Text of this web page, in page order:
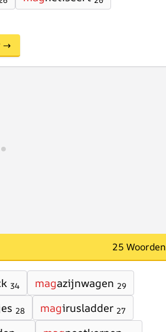
→
25 Woorden
34 magazijnwagen 29
28 magirusladder 27